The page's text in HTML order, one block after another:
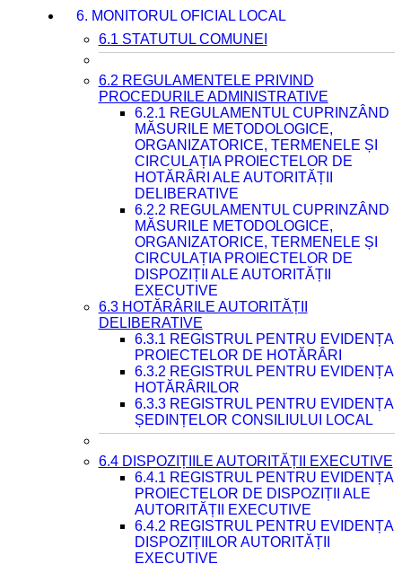
6. MONITORUL OFICIAL LOCAL
6.1 STATUTUL COMUNEI
6.2 REGULAMENTELE PRIVIND
PROCEDURILE ADMINISTRATIVE
6.2.1 REGULAMENTUL CUPRINZÂND
MĂSURILE METODOLOGICE,
ORGANIZATORICE, TERMENELE ȘI
CIRCULAȚIA PROIECTELOR DE
HOTĂRÂRI ALE AUTORITĂȚII
DELIBERATIVE
6.2.2 REGULAMENTUL CUPRINZÂND
MĂSURILE METODOLOGICE,
ORGANIZATORICE, TERMENELE ȘI
CIRCULAȚIA PROIECTELOR DE
DISPOZIȚII ALE AUTORITĂȚII
EXECUTIVE
6.3 HOTĂRÂRILE AUTORITĂȚII
DELIBERATIVE
6.3.1 REGISTRUL PENTRU EVIDENȚA
PROIECTELOR DE HOTĂRÂRI
6.3.2 REGISTRUL PENTRU EVIDENȚA
HOTĂRÂRILOR
6.3.3 REGISTRUL PENTRU EVIDENȚA
ȘEDINȚELOR CONSILIULUI LOCAL
6.4 DISPOZIȚIILE AUTORITĂȚII EXECUTIVE
6.4.1 REGISTRUL PENTRU EVIDENȚA
PROIECTELOR DE DISPOZIȚII ALE
AUTORITĂȚII EXECUTIVE
6.4.2 REGISTRUL PENTRU EVIDENȚA
DISPOZIȚIILOR AUTORITĂȚII
EXECUTIVE